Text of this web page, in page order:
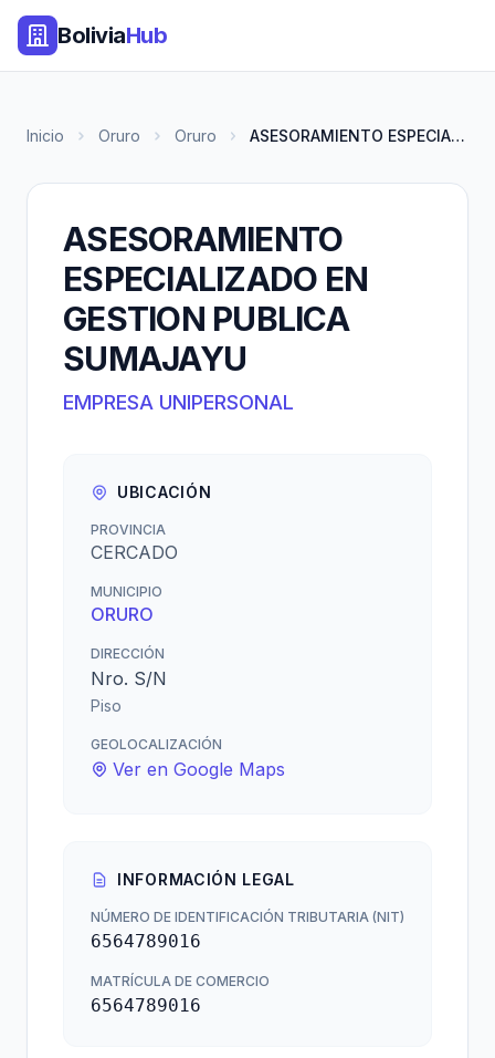
BoliviaHub
Inicio Oruro Oruro ASESORAMIENTO ESPECIALIZADO EN...
ASESORAMIENTO
ESPECIALIZADO EN
GESTION PUBLICA
SUMAJAYU
EMPRESA UNIPERSONAL
UBICACIÓN
PROVINCIA
CERCADO
MUNICIPIO
ORURO
DIRECCIÓN
Nro. S/N
Piso
GEOLOCALIZACIÓN
Ver en Google Maps
INFORMACIÓN LEGAL
NÚMERO DE IDENTIFICACIÓN TRIBUTARIA (NIT)
6564789016
MATRÍCULA DE COMERCIO
6564789016